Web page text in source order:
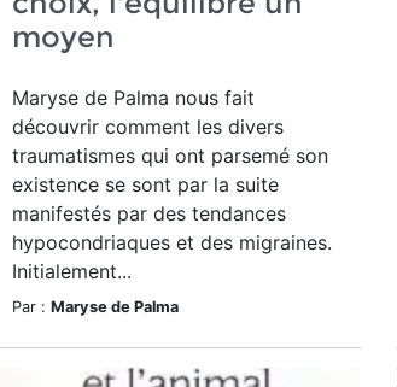
moyen
Maryse de Palma nous fait
découvrir comment les divers
traumatismes qui ont parsemé son
existence se sont par la suite
manifestés par des tendances
hypocondriaques et des migraines.
Initialement...
Par : Maryse de Palma